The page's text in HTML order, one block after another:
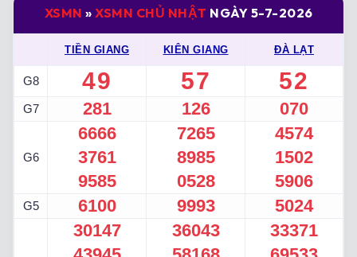
XSMN » XSMN CHỦ NHẬT NGÀY 5-7-2026
TIỀN GIANG KIÊN GIANG ĐÀ LẠT
G8 49 57 52
G7 281 126 070
G6
6666
3761
9585
7265
8985
0528
4574
1502
5906
G5 6100 9993 5024
30147
36043
33371